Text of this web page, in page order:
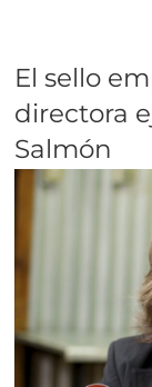
El sello
directora
Salmón